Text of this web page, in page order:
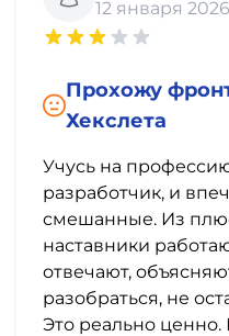
12 января 2026
Прохожу
Хекслета
Учусь на
разработчик, и
смешанные. Из
наставники
отвечают,
разобраться, не
Это реально